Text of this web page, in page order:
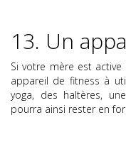
13. Un
Si votre mère est
appareil de fitness à
yoga, des haltères,
pourra ainsi rester en